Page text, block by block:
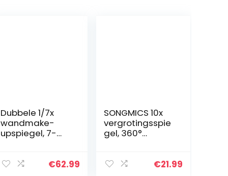
Dubbele 1/7x
wandmake-
upspiegel, 7-
gel, rond, voor
€62.99
SONGMICS 10x
vergrotingsspie
gel, 360°
el,
€21.99